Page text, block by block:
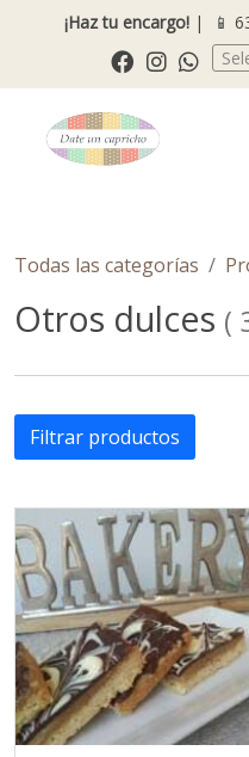
¡Haz tu encargo!| 📱
Todas las categorías
Otros dulces (
Filtrar productos